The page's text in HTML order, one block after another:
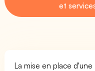
et
La mise en place